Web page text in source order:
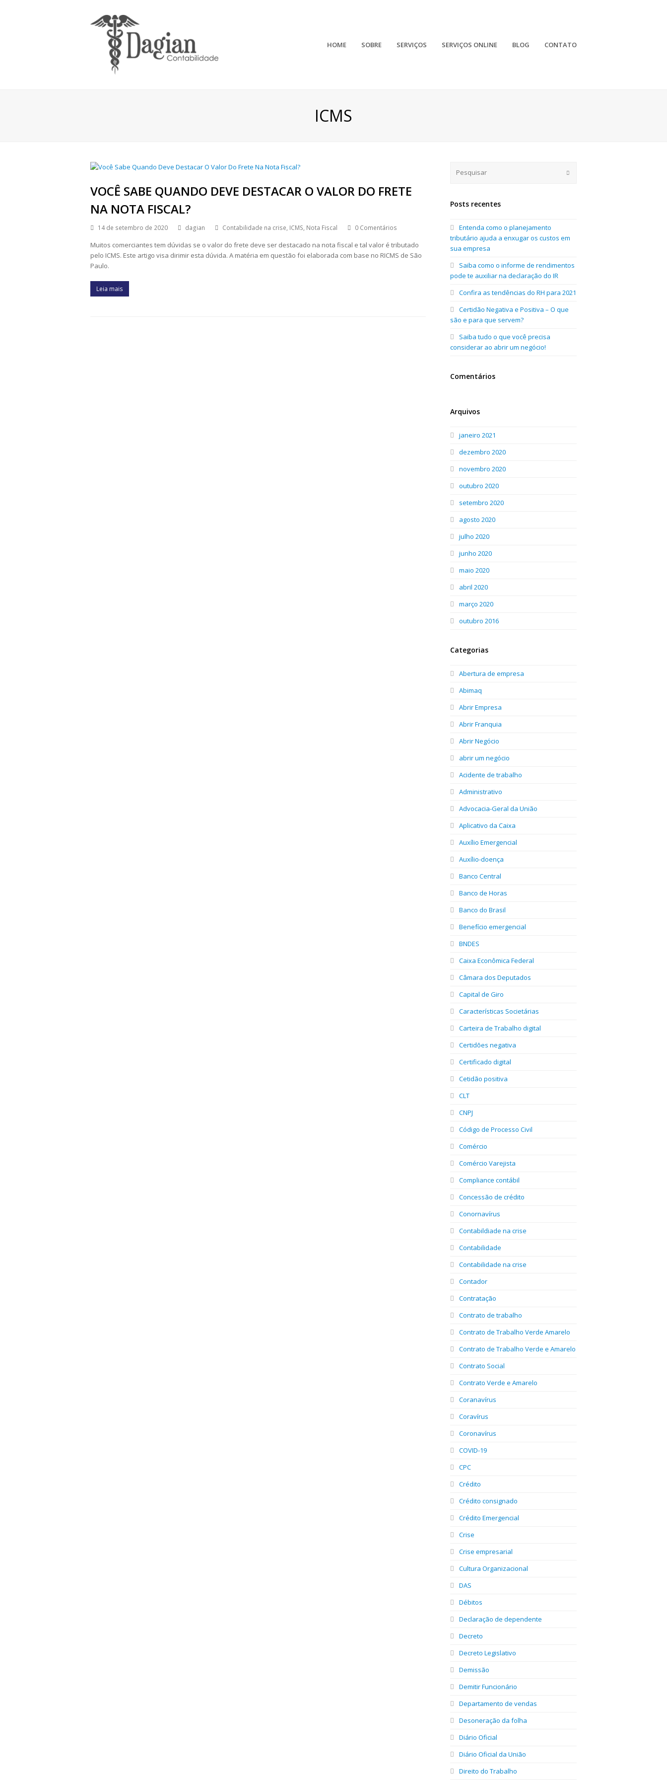
HOME SOBRE SERVIÇOS SERVIÇOS ONLINE BLOG CONTATO
ICMS
VOCÊ SABE QUANDO DEVE DESTACAR O VALOR DO FRETE
NA NOTA FISCAL?
14 de setembro de 2020 dagian Contabilidade na crise, ICMS, Nota Fiscal 0 Comentários
Muitos comerciantes tem dúvidas se o valor do frete deve ser destacado na nota fiscal e tal valor é tributado
pelo ICMS. Este artigo visa dirimir esta dúvida. A matéria em questão foi elaborada com base no RICMS de São
Paulo.
Leia mais
Posts recentes
Entenda como o planejamento
tributário ajuda a enxugar os custos em
sua empresa
Saiba como o informe de rendimentos
pode te auxiliar na declaração do IR
Confira as tendências do RH para 2021
Certidão Negativa e Positiva – O que
são e para que servem?
Saiba tudo o que você precisa
considerar ao abrir um negócio!
Comentários
Arquivos
janeiro 2021
dezembro 2020
novembro 2020
outubro 2020
setembro 2020
agosto 2020
julho 2020
junho 2020
maio 2020
abril 2020
março 2020
outubro 2016
Categorias
Abertura de empresa
Abimaq
Abrir Empresa
Abrir Franquia
Abrir Negócio
abrir um negócio
Acidente de trabalho
Administrativo
Advocacia-Geral da União
Aplicativo da Caixa
Auxílio Emergencial
Auxílio-doença
Banco Central
Banco de Horas
Banco do Brasil
Benefício emergencial
BNDES
Caixa Econômica Federal
Câmara dos Deputados
Capital de Giro
Características Societárias
Carteira de Trabalho digital
Certidões negativa
Certificado digital
Cetidão positiva
CLT
CNPJ
Código de Processo Civil
Comércio
Comércio Varejista
Compliance contábil
Concessão de crédito
Conornavírus
Contabildiade na crise
Contabilidade
Contabilidade na crise
Contador
Contratação
Contrato de trabalho
Contrato de Trabalho Verde Amarelo
Contrato de Trabalho Verde e Amarelo
Contrato Social
Contrato Verde e Amarelo
Coranavírus
Coravírus
Coronavírus
COVID-19
CPC
Crédito
Crédito consignado
Crédito Emergencial
Crise
Crise empresarial
Cultura Organizacional
DAS
Débitos
Declaração de dependente
Decreto
Decreto Legislativo
Demissão
Demitir Funcionário
Departamento de vendas
Desoneração da folha
Diário Oficial
Diário Oficial da União
Direito do Trabalho